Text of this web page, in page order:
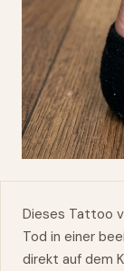
Dieses Tattoo
Tod in einer
direkt auf dem